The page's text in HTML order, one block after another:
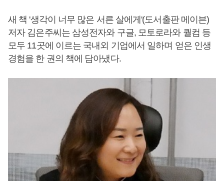
새 책 '생각이 너무 많은 서른 살에게'(도서출판 메이븐)
저자 김은주씨는 삼성전자와 구글, 모토로라와 퀄컴 등
모두 11곳에 이르는 국내외 기업에서 일하며 얻은 인생
경험을 한 권의 책에 담아냈다.